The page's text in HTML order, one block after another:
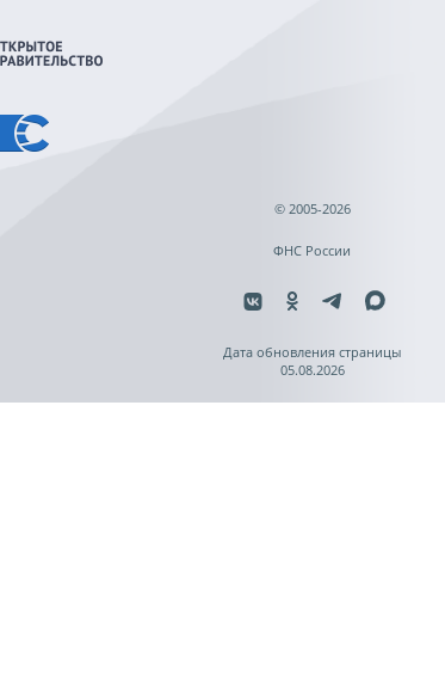
© 2005-2026
ФНС России
Дата обновления страницы
05.08.2026